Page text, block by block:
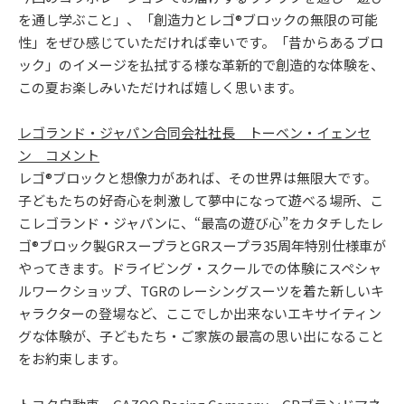
を通し学ぶこと」、「創造力とレゴ®ブロックの無限の可能
性」をぜひ感じていただければ幸いです。「昔からあるブロ
ック」のイメージを払拭する様な革新的で創造的な体験を、
この夏お楽しみいただければ嬉しく思います。
レゴランド・ジャパン合同会社社長 トーベン・イェンセ
ン コメント
レゴ®ブロックと想像力があれば、その世界は無限大です。
子どもたちの好奇心を刺激して夢中になって遊べる場所、こ
こレゴランド・ジャパンに、“最高の遊び心”をカタチしたレ
ゴ®ブロック製GRスープラとGRスープラ35周年特別仕様車が
やってきます。ドライビング・スクールでの体験にスペシャ
ルワークショップ、TGRのレーシングスーツを着た新しいキ
ャラクターの登場など、ここでしか出来ないエキサイティン
グな体験が、子どもたち・ご家族の最高の思い出になること
をお約束します。